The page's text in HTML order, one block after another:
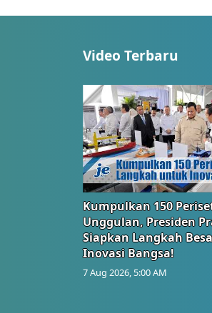
Video Terbaru
Kumpulkan 150
Unggulan, Presiden
Siapkan Langkah
Inovasi Bangsa!
7 Aug 2026, 5:00 AM